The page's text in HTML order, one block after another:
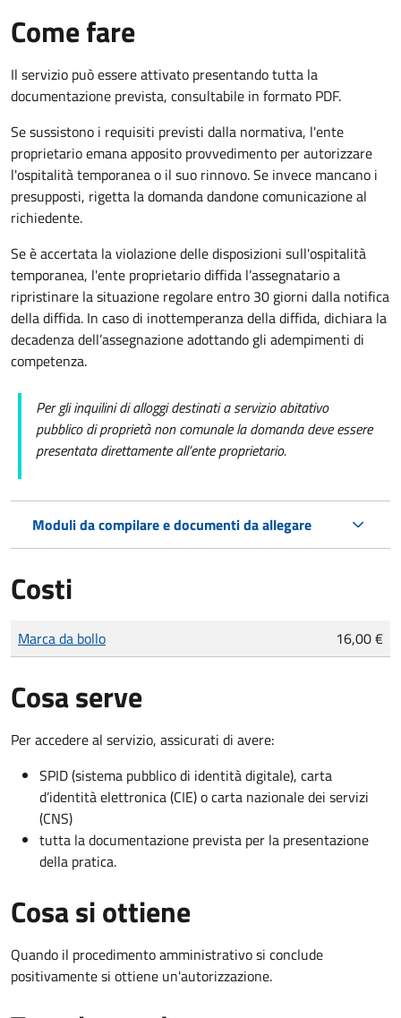
Come fare
Il servizio può essere attivato presentando tutta la
documentazione prevista, consultabile in formato PDF.
Se sussistono i requisiti previsti dalla normativa, l'ente
proprietario emana apposito provvedimento per autorizzare
l'ospitalità temporanea o il suo rinnovo. Se invece mancano i
presupposti, rigetta la domanda dandone comunicazione al
richiedente.
Se è accertata la violazione delle disposizioni sull'ospitalità
temporanea, l'ente proprietario diffida l’assegnatario a
ripristinare la situazione regolare entro 30 giorni dalla notifica
della diffida. In caso di inottemperanza della diffida, dichiara la
decadenza dell’assegnazione adottando gli adempimenti di
competenza.
Per gli inquilini di alloggi destinati a servizio abitativo
pubblicodi proprietà non comunale la domanda deve essere
presentata direttamente all’ente proprietario.
Moduli da compilare e documenti da allegare
Costi
Tipo di pagamento
Importo
Marca da bollo 16,00 €
Cosa serve
Per accedere al servizio, assicurati di avere:
SPID (sistema pubblico di identità digitale), carta
d’identità elettronica (CIE) o carta nazionale dei servizi
(CNS)
tutta la documentazione prevista per la presentazione
della pratica.
Cosa si ottiene
Quando il procedimento amministrativo si conclude
positivamente si ottiene un'autorizzazione.